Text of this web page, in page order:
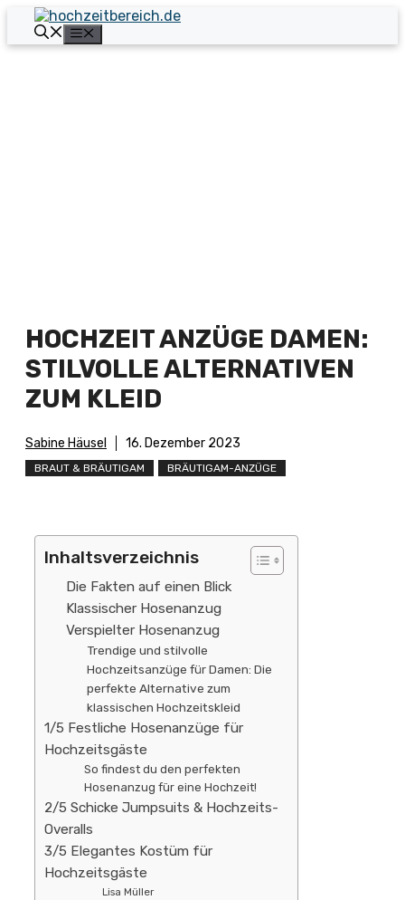
Zum
Inhalt
springen
HOCHZEIT ANZÜGE DAMEN:
STILVOLLE ALTERNATIVEN
ZUM KLEID
Sabine Häusel 16. Dezember 2023
BRAUT & BRÄUTIGAM BRÄUTIGAM-ANZÜGE
Inhaltsverzeichnis
Die Fakten auf einen Blick
Klassischer Hosenanzug
Verspielter Hosenanzug
Trendige und stilvolle
Hochzeitsanzüge für Damen: Die
perfekte Alternative zum
klassischen Hochzeitskleid
1/5 Festliche Hosenanzüge für
Hochzeitsgäste
So findest du den perfekten
Hosenanzug für eine Hochzeit!
2/5 Schicke Jumpsuits & Hochzeits-
Overalls
3/5 Elegantes Kostüm für
Hochzeitsgäste
Lisa Müller